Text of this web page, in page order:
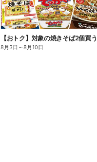
8月3日 ～8月10日